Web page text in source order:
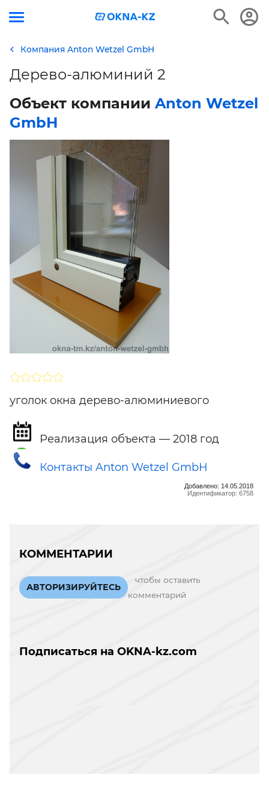
Компания Anton Wetzel GmbH
Дерево-алюминий 2
Объект компании Anton Wetzel
GmbH
ПОДПИСАТЬСЯ
уголок окна дерево-алюминиевого
Реализация объекта — 2018 год
Контакты Anton Wetzel GmbH
Добавлено: 14.05.2018
Идентификатор: 6758
КОММЕНТАРИИ
АВТОРИЗИРУЙТЕСЬ
чтобы оставить
комментарий
Подписаться на OKNA-kz.com